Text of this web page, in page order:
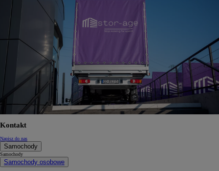
Kontakt
Napisz do nas
Samochody
Samochody
Samochody osobowe